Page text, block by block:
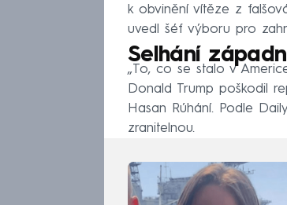
k obvinění vítěze z
uvedl šéf výboru pro
Selhání
„To, co se stalo v
Donald Trump poškodil
Hasan Rúhání. Podle
zranitelnou.